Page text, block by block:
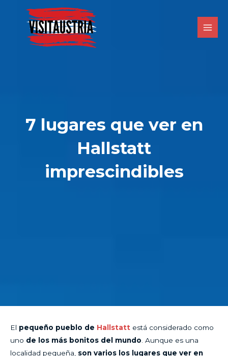
contenido
7 lugares que ver en
Hallstatt
imprescindibles
El pequeño pueblo de Hallstatt está considerado como
uno de los más bonitos del mundo . Aunque es una
localidad pequeña, son varios los lugares que ver en